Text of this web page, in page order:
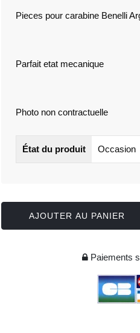
Pieces pour carabine Benelli
Parfait etat mecanique
Photo non contractuelle
État du produit Occasion
AJOUTER AU PANIER
Paiements